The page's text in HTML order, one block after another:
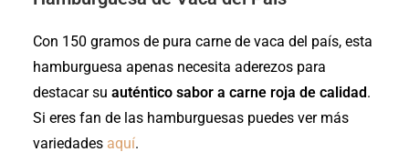
Con 150 gramos de pura carne de vaca del país, esta
hamburguesa apenas necesita aderezos para
destacar su auténtico sabor a carne roja de calidad.
Si eres fan de las hamburguesas puedes ver más
variedades aquí.